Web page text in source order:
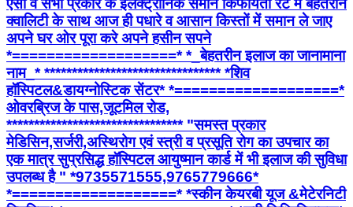
एसी व सभी प्रकार के इलेक्ट्रानिक समान किफायती रेट में बेहतरीन
क्वालिटी के साथ आज ही पधारे व आसान किस्तों में समान ले जाए
अपने घर ओर पूरा करे अपने हसीन सपने
*===================* *_बेहतरीन इलाज का जानामाना
नाम_* ******************************** *शिव
हॉस्पिटल&डायग्नोस्टिक सेंटर* *===================*
ओवरब्रिज के पास,जूटमिल रोड,
******************************** "समस्त प्रकार
मेडिसिन,सर्जरी,अस्थिरोग एवं स्त्री व प्रसूति रोग का उपचार का
एक मात्र सुप्रसिद्ध हॉस्पिटल आयुष्मान कार्ड में भी इलाज की सुविधा
उपलब्ध है " *9735571555,9765779666*
*===================* *स्कीन केयरबी यूज &मेटेरनिटी